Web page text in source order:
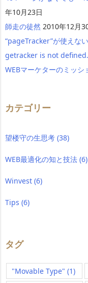
年10月23日
師走の徒然 2010年12月
“pageTracker”が使えな
getracker is not defined.
WEBマーケターのミッシ
カテゴリー
望楼守の生思考 (38)
WEB最適化の知と技法 (6)
Winvest (6)
Tips (6)
タグ
"Movable Type" (1)